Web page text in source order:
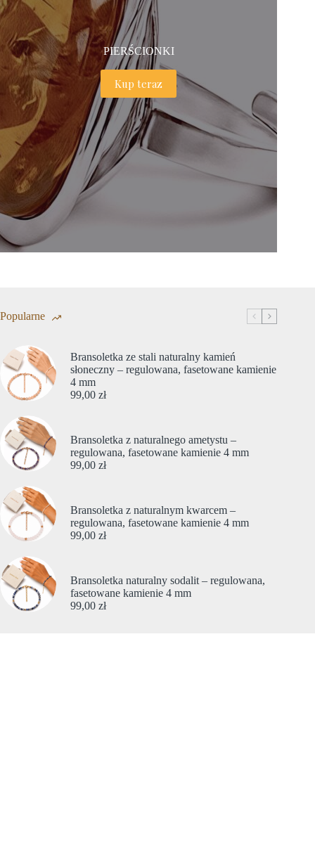
PIERŚCIONKI
Kup teraz
Popularne
Bransoletka ze stali naturalny kamień
słoneczny – regulowana, fasetowane kamienie
4 mm
99,00 zł
Bransoletka z naturalnego ametystu –
regulowana, fasetowane kamienie 4 mm
99,00 zł
Bransoletka z naturalnym kwarcem –
regulowana, fasetowane kamienie 4 mm
99,00 zł
Bransoletka naturalny sodalit – regulowana,
fasetowane kamienie 4 mm
99,00 zł